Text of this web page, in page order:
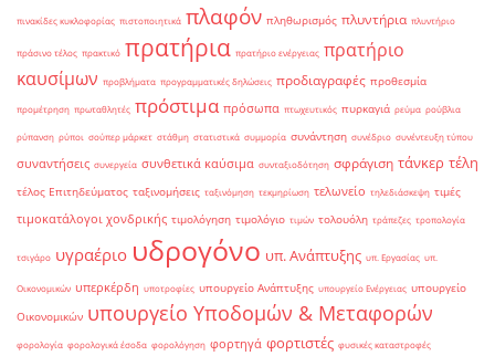
πινακίδες κυκλοφορίας πιστοποιητικά πλαφόν πληθωρισμός πλυντήρια πλυντήριο
πράσινο τέλος πρακτικό πρατήρια πρατήριο ενέργειας πρατήριο
καυσίμων προβλήματα προγραμματικές δηλώσεις προδιαγραφές προθεσμία
προμέτρηση πρωταθλητές πρόστιμα πρόσωπα πτωχευτικός πυρκαγιά ρεύμα ρούβλια
ρύπανση ρύποι σούπερ μάρκετ στάθμη στατιστικά συμμορία συνάντηση συνέδριο συνέντευξη τύπου
συναντήσεις συνεργεία συνθετικά καύσιμα συνταξιοδότηση σφράγιση τάνκερ τέλη
τέλος Επιτηδεύματος ταξινομήσεις ταξινόμηση τεκμηρίωση τελωνείο τηλεδιάσκεψη τιμές
τιμοκατάλογοι χονδρικής τιμολόγηση τιμολόγιο τιμών τολουόλη τράπεζες τροπολογία
τσιγάρο υγραέριο υδρογόνο υπ. Ανάπτυξης υπ. Εργασίας υπ.
Οικονομικών υπερκέρδη υποτροφίες υπουργείο Ανάπτυξης υπουργείο Ενέργειας υπουργείο
Οικονομικών υπουργείο Υποδομών & Μεταφορών
φορολογία φορολογικά έσοδα φορολόγηση φορτηγά φορτιστές φυσικές καταστροφές